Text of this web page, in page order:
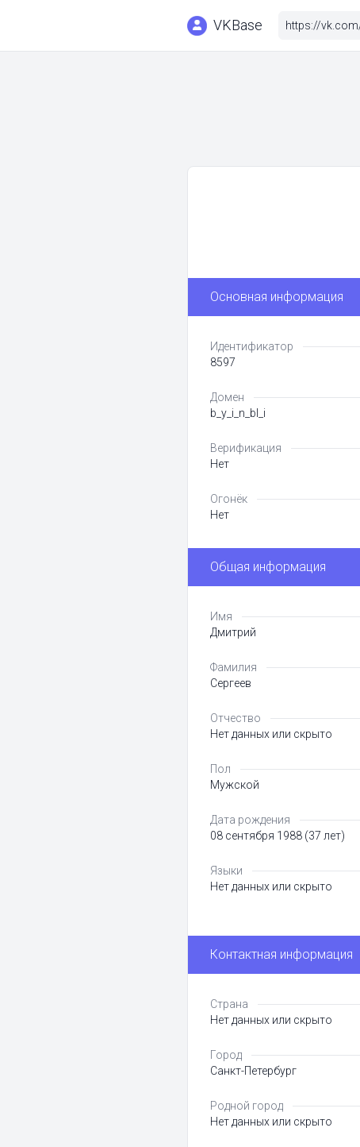
VKBase
Основная информация
Идентификатор
8597
Домен
b_y_i_n_bl_i
Верификация
Нет
Огонёк
Нет
Общая информация
Имя
Дмитрий
Фамилия
Сергеев
Отчество
Нет данных или скрыто
Пол
Мужской
Дата рождения
08 сентября 1988 (37 лет)
Языки
Нет данных или скрыто
Контактная информация
Страна
Нет данных или скрыто
Город
Санкт-Петербург
Родной город
Нет данных или скрыто